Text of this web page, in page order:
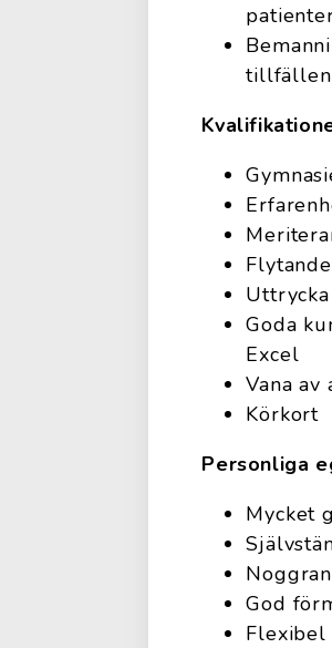
tillfällen
Goda
Excel
Vana
Körkort
Personliga
Mycket
God
Flexibel